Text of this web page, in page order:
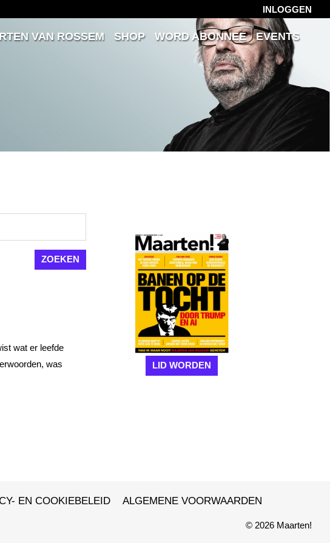
INLOGGEN
VAN ROSSEM SHOP WORD ABONNEE
EVENTS
wat er leefde
was
LID WORDEN
EN COOKIEBELEID ALGEMENE VOORWAARDEN
© 2026 Maarten!